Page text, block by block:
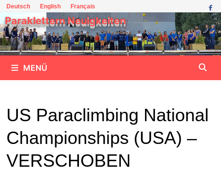
Zum
Inhalt
springen
Deutsch English Français
Paraklettern Neuigkeiten
MENÜ
US Paraclimbing National
Championships (USA) –
VERSCHOBEN